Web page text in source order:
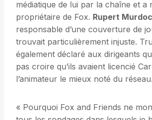
médiatique de lui par la chaîne et a
propriétaire de Fox. Rupert
responsable d’une couverture de
trouvait particulièrement injuste.
également déclaré aux dirigeants
pas croire qu’ils avaient licencié
l’animateur le mieux noté du réseau.
« Pourquoi Fox and Friends ne